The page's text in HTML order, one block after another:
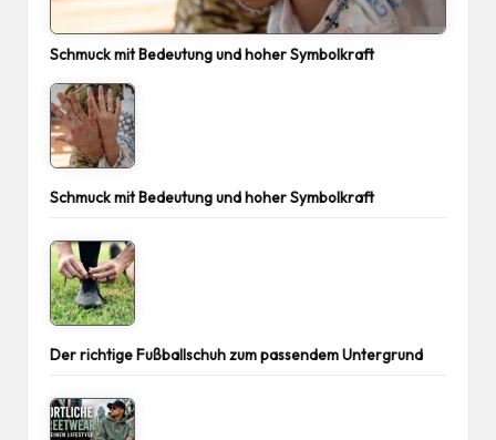
Schmuck mit Bedeutung und hoher Symbolkraft
Schmuck mit Bedeutung und hoher Symbolkraft
Der richtige Fußballschuh zum passendem Untergrund